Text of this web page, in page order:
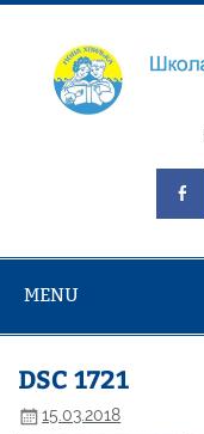
Skip
MENU
DSC 1721
15.03.2018